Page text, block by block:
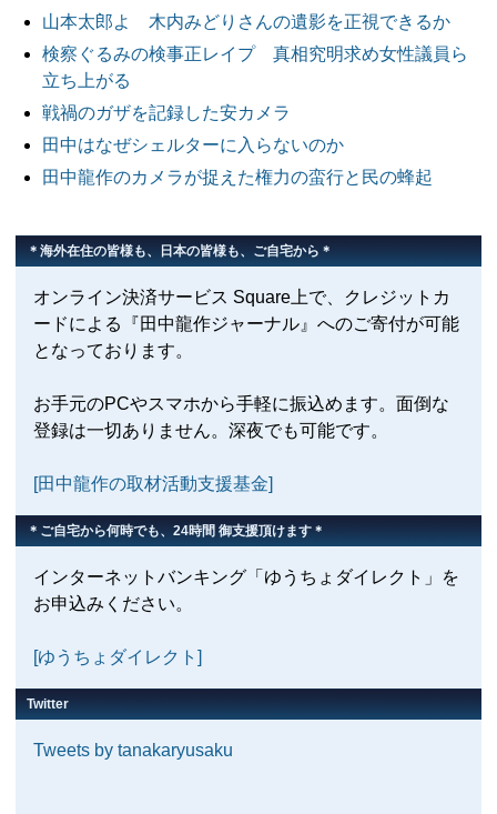
山本太郎よ 木内みどりさんの遺影を正視できるか
検察ぐるみの検事正レイプ 真相究明求め女性議員ら
立ち上がる
戦禍のガザを記録した安カメラ
田中はなぜシェルターに入らないのか
田中龍作のカメラが捉えた権力の蛮行と民の蜂起
＊海外在住の皆様も、日本の皆様も、ご自宅から＊
オンライン決済サービス Square上で、クレジットカ
ードによる『田中龍作ジャーナル』へのご寄付が可能
となっております。
お手元のPCやスマホから手軽に振込めます。面倒な
登録は一切ありません。深夜でも可能です。
[田中龍作の取材活動支援基金]
＊ご自宅から何時でも、24時間 御支援頂けます＊
インターネットバンキング「ゆうちょダイレクト」を
お申込みください。
[ゆうちょダイレクト]
Twitter
Tweets by tanakaryusaku